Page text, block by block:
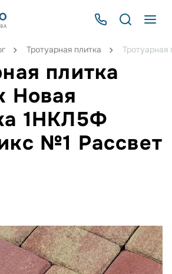
Тротуарная плитка
плитка
Новая
1НКЛ5Ф
№1 Рассвет